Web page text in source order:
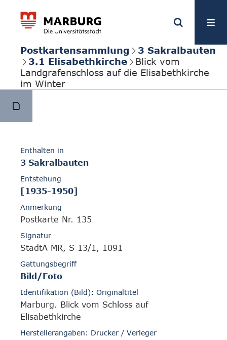
Postkartensammlung
3 Sakralbauten
3.1 Elisabethkirche
Blick vom
Landgrafenschloss auf die Elisabethkirche
im Winter
Enthalten in
3 Sakralbauten
Entstehung
[1935-1950]
Anmerkung
Postkarte Nr. 135
Signatur
StadtA MR, S 13/1, 1091
Gattungsbegriff
Bild/Foto
Identifikation (Bild): Originaltitel
Marburg. Blick vom Schloss auf
Elisabethkirche
Herstellerangaben: Drucker / Verleger